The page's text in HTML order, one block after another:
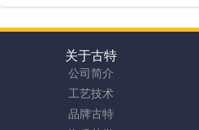
关于古特
公司简介
工艺技术
品牌古特